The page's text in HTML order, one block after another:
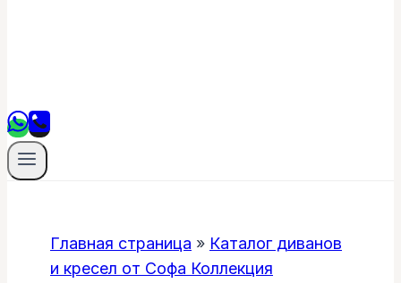
Главная страница » Каталог диванов
и кресел от Софа Коллекция